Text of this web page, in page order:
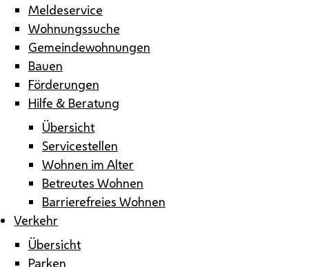
Meldeservice
Wohnungssuche
Gemeindewohnungen
Bauen
Förderungen
Hilfe & Beratung
Übersicht
Servicestellen
Wohnen im Alter
Betreutes Wohnen
Barrierefreies Wohnen
Verkehr
Übersicht
Parken